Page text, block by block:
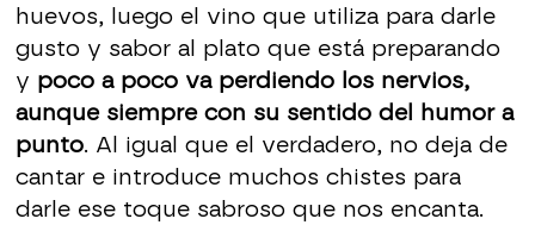
huevos, luego el vino que utiliza para darle
gusto y sabor al plato que está preparando
y poco a poco va perdiendo los nervios,
aunque siempre con su sentido del humor a
punto. Al igual que el verdadero, no deja de
cantar e introduce muchos chistes para
darle ese toque sabroso que nos encanta.